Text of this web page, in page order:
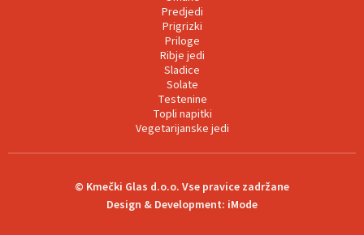
Predjedi
Prigrizki
Priloge
Ribje jedi
Sladice
Solate
Testenine
Topli napitki
Vegetarijanske jedi
© Kmečki Glas d.o.o. Vse pravice zadržane
Design & Development: iMode